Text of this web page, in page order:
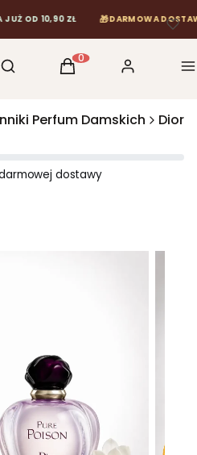
10,90 ZŁ 🎁 DARMOWA DOSTAWA OD
Otwórz wyszukiwarkę
Szukaj Produkty w koszyku:
Koszyk Zaloguj się
Perfum Damskich Dior
dostawy